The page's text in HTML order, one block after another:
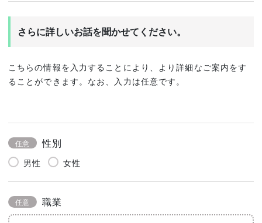
さらに詳しいお話を聞かせてください。
こちらの情報を入力することにより、より詳細なご案内をす
ることができます。なお、入力は任意です。
任意 性別
男性 女性
任意 職業